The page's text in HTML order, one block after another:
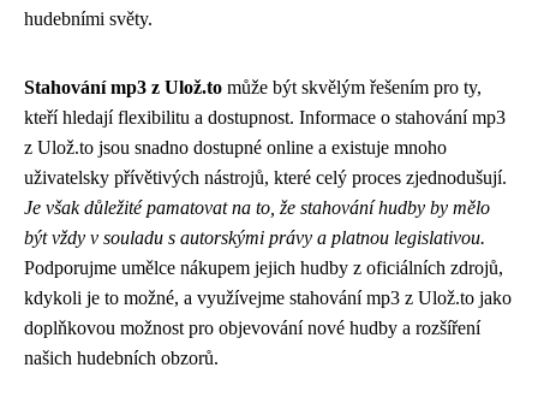
hudebními světy.
Stahování mp3 z Ulož.to může být skvělým řešením pro ty,
kteří hledají flexibilitu a dostupnost. Informace o stahování mp3
z Ulož.to jsou snadno dostupné online a existuje mnoho
uživatelsky přívětivých nástrojů, které celý proces zjednodušují.
Je však důležité pamatovat na to, že stahování hudby by mělo
být vždy v souladu s autorskými právy a platnou legislativou.
Podporujme umělce nákupem jejich hudby z oficiálních zdrojů,
kdykoli je to možné, a využívejme stahování mp3 z Ulož.to jako
doplňkovou možnost pro objevování nové hudby a rozšíření
našich hudebních obzorů.